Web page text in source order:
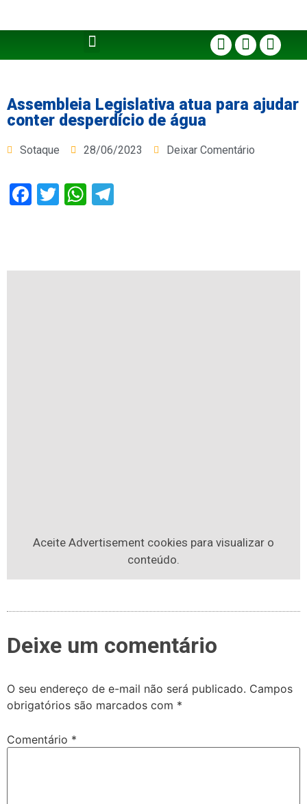
Assembleia Legislativa atua para ajudar
conter desperdício de água
Sotaque 28/06/2023 Deixar Comentário
Facebook
TwitterWhatsApp
Aceite Advertisement cookies para visualizar o
conteúdo.
Deixe um comentário
O seu endereço de e-mail não será publicado. Campos
obrigatórios são marcados com *
Comentário *